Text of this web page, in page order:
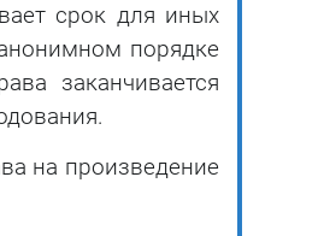
срок для иных
порядке
заканчивается
на произведение